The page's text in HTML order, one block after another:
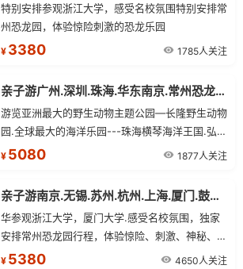
特别安排参观浙江大学，感受名校氛围特别安排常
州恐龙园，体验惊险刺激的恐龙乐园
¥ 3380 1785人关注
亲子游广州.深圳.珠海.华东南京.常州恐龙园.苏杭.上海双卧14日
游览亚洲最大的野生动物主题公园—长隆野生动物
园.全球最大的海洋乐园---珠海横琴海洋王国.弘扬
世界文化精华为主题的大型文化旅游景区—深圳世
¥ 5080 1877人关注
亲子游南京.无锡.苏州.杭州.上海.厦门.鼓浪屿.武夷山单飞13日
华参观浙江大学，厦门大学.感受名校氛围，独家
安排常州恐龙园行程，体验惊险、刺激、神秘、互
动的恐龙乐园，打破常规，安排武夷山云河漂流，
¥ 5380 4650人关注